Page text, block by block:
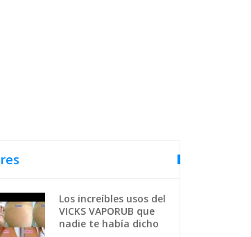
Los increíbles usos del
VICKS VAPORUB que
nadie te había dicho